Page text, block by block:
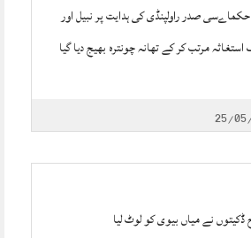
صدر راولپنڈی کی ہدایت پر نبیل اور
مرتب کر کے تھانہ چونترہ بھیج دیا گیا
25/
ڈکیتوں نے میاں بیوی کو لوٹ لیا